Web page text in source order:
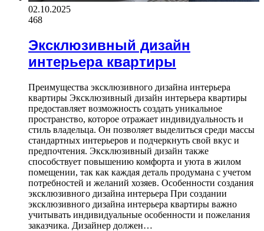
02.10.2025
468
Эксклюзивный дизайн
интерьера квартиры
Преимущества эксклюзивного дизайна интерьера
квартиры Эксклюзивный дизайн интерьера квартиры
предоставляет возможность создать уникальное
пространство, которое отражает индивидуальность и
стиль владельца. Он позволяет выделиться среди массы
стандартных интерьеров и подчеркнуть свой вкус и
предпочтения. Эксклюзивный дизайн также
способствует повышению комфорта и уюта в жилом
помещении, так как каждая деталь продумана с учетом
потребностей и желаний хозяев. Особенности создания
эксклюзивного дизайна интерьера При создании
эксклюзивного дизайна интерьера квартиры важно
учитывать индивидуальные особенности и пожелания
заказчика. Дизайнер должен…